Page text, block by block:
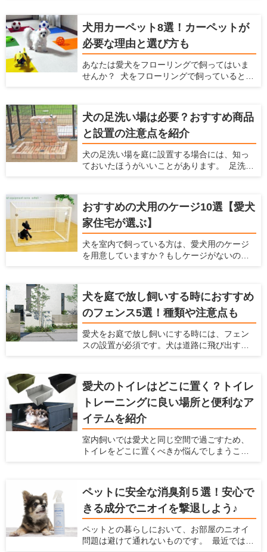
いったデメリットを防げます。 ここでは、
ペットを飼っている家にとってタイルにどの
ようなメリットやデメリットがあるか、どん
なタイルを選べばいいかを解説するととも
に、おすすめのタイルを紹介します。 ペット
を飼っていて、床をタイルにするか検討して
犬用カーペット8選！カーペットが
必要な理由と選び方も
あなたは愛犬をフローリングで飼ってはいま
せんか？ 犬をフローリングで飼っていると、
の足音、フローリングに染みつく臭いなどで
す。こういった悩みを解消するには、カー
ペットを敷くことをおすすめします。 ここで
は犬を飼う場合の家でのカーペットの魅力を
紹介するとともに、愛犬と暮らしやすい家を
提案している愛犬家住宅だからこその視点
る人はぜひ参考にしてくださいね！
犬の足洗い場は必要？おすすめ商品
と設置の注意点を紹介
犬の足洗い場を庭に設置する場合には、知っ
ておいたほうがいいことがあります。 足洗い
て便利です。しかし、足洗い場はただ設置す
るだけだと後々不都合が起こったり、それが
原因で使わなくなったりします。 ここでは、
犬と暮らすための住宅の情報を提供している
愛犬家住宅ならではの視点で、足洗い場に必
要な設備や注意点、おすすめの足洗い場など
おすすめの犬用のケージ10選【愛犬
家住宅が選ぶ】
犬を室内で飼っている方は、愛犬用のケージ
を用意していますか？もしケージがないので
えていたら、犬にとってはとてもマイナスに
なっているかもしれませんよ。 ここでは、犬
にとってケージが大事な理由とケージの種類
や選び方、おすすめの犬用ケージを紹介しよ
うと思います。これまでにたくさんの愛犬家
を見てきた「愛犬家住宅」の視点で、犬用の
犬を庭で放し飼いする時におすすめ
のフェンス5選！種類や注意点も
愛犬をお庭で放し飼いにする時には、フェン
スの設置が必須です。犬は道路に飛び出すこ
したフェンスを設置することで、犬が車にひ
かれることを防げますし、通行人への迷惑も
防げます。 ただ、庭で放し飼いをする時には
どんなフェンスを選べばいいか、どんなポイ
ントに注意すればいいかなどわからないと思
います。ここでは、犬を庭で放し飼いすると
きにおすすめのフェンスを紹介するととも
に、放し飼いするときに気をつけるべきこと
愛犬のトイレはどこに置く？トイレ
トレーニングに良い場所と便利なア
イテムを紹介
室内飼いでは愛犬と同じ空間で過ごすため、
トイレをどこに置くべきか悩んでしまうこと
犬も飼い主もストレスを感じにくい場所はあ
るのでしょうか。 自宅の間取りや掃除のしや
すさを考慮しつつ、トイレ関連のアイテムや
トイレの置き方を工夫すれば、ベストな場所
が見つかるはずです。この記事では、愛犬が
好むトイレの条件とおすすめの場所、トイレ
ペットに安全な消臭剤５選！安心で
きる成分でニオイを撃退しよう♪
ペットとの暮らしにおいて、お部屋のニオイ
問題は避けて通れないものです。 最近ではさ